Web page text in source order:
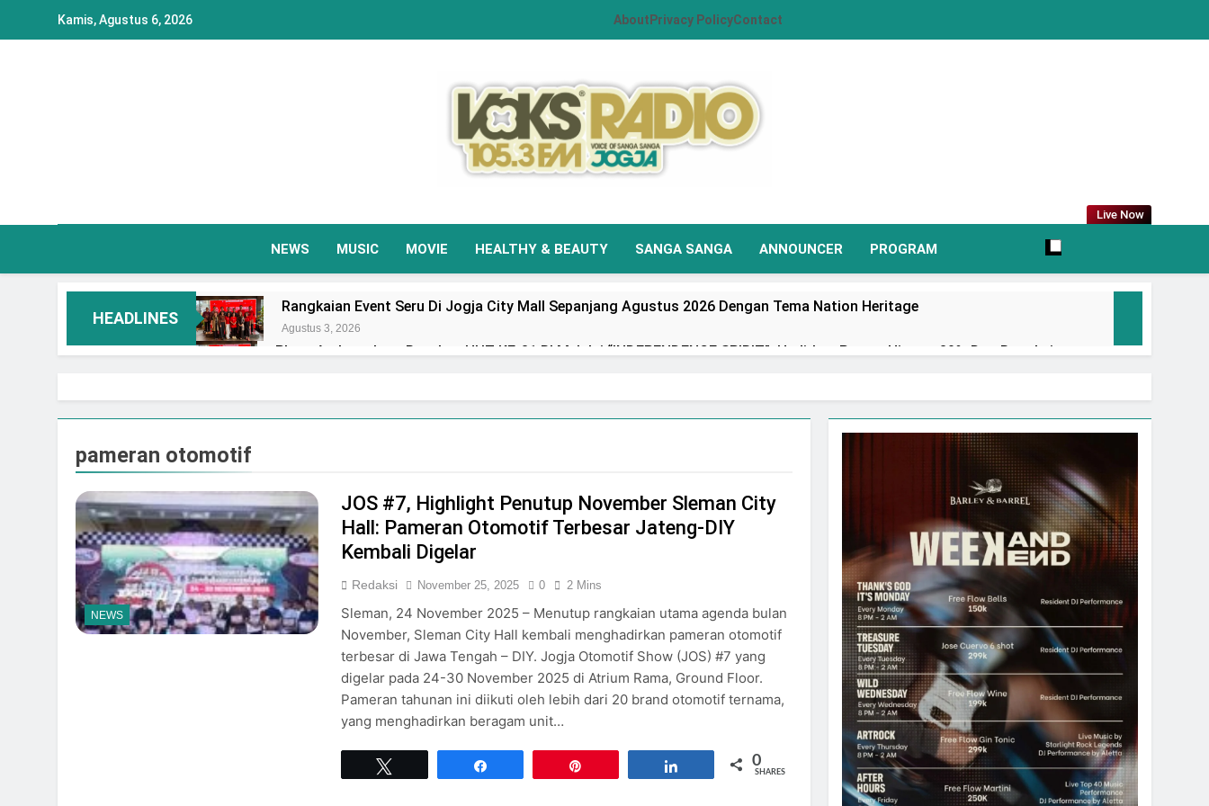
Kamis, Agustus 6, 2026 About Privacy PolicyContact
VOKS Radio Jogja Live Now
NEWS MUSIC MOVIE HEALTHY & BEAUTY SANGA SANGA ANNOUNCER PROGRAM
HEADLINES
Rangkaian Event Seru Di Jogja City Mall Sepanjang Agustus 2026 Dengan Tema Nation Heritage
Agustus 3, 2026
Plaza Ambarrukmo Rayakan HUT KE-81 RI Melalui “INDEPENDENCE SPIRIT”, Hadirkan Promo Hingga 80% Dan Rangkaian
Rayakan HUT RI ke-81, Plaza Malioboro Hadirkan kolaborasi Program Belanja Nasional “Indonesia Shopping Festival 2026”
dengan Pesona Malioboro
Juli 31, 2026
SCH Siap Semarakkan Indonesia Shopping Festival Hadirkan Diskon Hingga 80%
Juli 31, 2026
RESMI DIGELAR, INDONESIA SHOPPING FESTIVAL 2026 SIAPKAN EVENT MENARIK & DISKON BELANJA DI LIPPO PLAZA
JOGJA
Juli 31, 2026
Kemeriahan Menyambut Kemerdekaan RI di Pakuwon Mall Jogja
Juli 31, 2026
pameran otomotif
NEWS
JOS #7, Highlight Penutup November Sleman City
Hall: Pameran Otomotif Terbesar Jateng-DIY
Kembali Digelar
Redaksi November 25, 2025 0 2 Mins
Sleman, 24 November 2025 – Menutup rangkaian utama agenda bulan
November, Sleman City Hall kembali menghadirkan pameran otomotif
terbesar di Jawa Tengah – DIY. Jogja Otomotif Show (JOS) #7 yang
digelar pada 24-30 November 2025 di Atrium Rama, Ground Floor.
Pameran tahunan ini diikuti oleh lebih dari 20 brand otomotif ternama,
yang menghadirkan beragam unit…
0
SHARES